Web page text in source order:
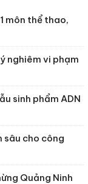
môn thể thao,
nghiêm vi phạm
sinh phẩm ADN
sâu cho công
Quảng Ninh